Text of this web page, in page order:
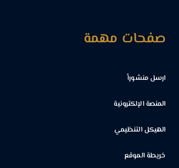
صفحات مهمة
ارسل منشوراً
المنصة الإلكترونية
الهيكل التنظيمي
خريطة الموقع